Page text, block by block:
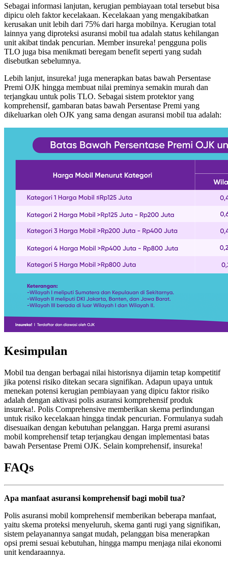
Sebagai informasi lanjutan, kerugian pembiayaan total tersebut bisa
dipicu oleh faktor kecelakaan. Kecelakaan yang mengakibatkan
kerusakan unit lebih dari 75% dari harga mobilnya. Kerugian total
lainnya yang diproteksi asuransi mobil tua adalah status kehilangan
unit akibat tindak pencurian. Member insureka! pengguna polis
TLO juga bisa menikmati beregam benefit seperti yang sudah
disebutkan sebelumnya.
Lebih lanjut, insureka! juga menerapkan batas bawah Persentase
Premi OJK hingga membuat nilai preminya semakin murah dan
terjangkau untuk polis TLO. Sebagai sistem protektor yang
komprehensif, gambaran batas bawah Persentase Premi yang
dikeluarkan oleh OJK yang sama dengan asuransi mobil tua adalah:
Kesimpulan
Mobil tua dengan berbagai nilai historisnya dijamin tetap kompetitif
jika potensi risiko ditekan secara signifikan. Adapun upaya untuk
menekan potensi kerugian pembiayaan yang dipicu faktor risiko
adalah dengan aktivasi polis asuransi komprehensif produk
insureka!. Polis Comprehensive memberikan skema perlindungan
untuk risiko kecelakaan hingga tindak pencurian. Formulanya sudah
disesuaikan dengan kebutuhan pelanggan. Harga premi asuransi
mobil komprehensif tetap terjangkau dengan implementasi batas
bawah Persentase Premi OJK. Selain komprehensif, insureka!
FAQs
Apa manfaat asuransi komprehensif bagi mobil tua?
Polis asuransi mobil komprehensif memberikan beberapa manfaat,
yaitu skema proteksi menyeluruh, skema ganti rugi yang signifikan,
sistem pelayanannya sangat mudah, pelanggan bisa menerapkan
opsi premi sesuai kebutuhan, hingga mampu menjaga nilai ekonomi
unit kendaraannya.